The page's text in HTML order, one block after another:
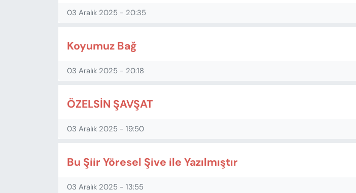
03 Aralık 2025 - 20:35
Koyumuz Bağ
03 Aralık 2025 - 20:18
ÖZELSİN ŞAVŞAT
03 Aralık 2025 - 19:50
Bu Şiir Yöresel Şive ile Yazılmıştır
03 Aralık 2025 - 13:55